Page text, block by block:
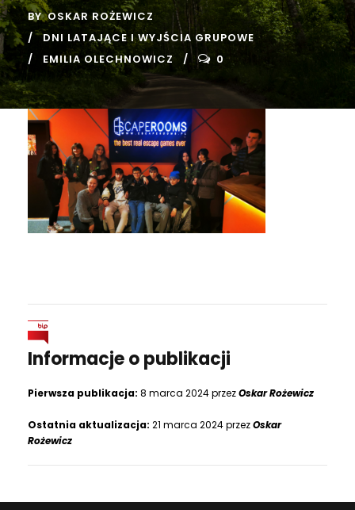
BY OSKAR ROŻEWICZ
DNI LATAJĄCE I WYJŚCIA GRUPOWE
EMILIA OLECHNOWICZ
0
Informacje o publikacji
Pierwsza publikacja: 8 marca 2024 przezOskar Rożewicz
Ostatnia aktualizacja: 21 marca 2024 przezOskar
Rożewicz